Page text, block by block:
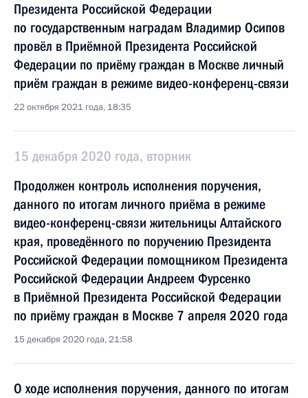
Президента Российской Федерации
по государственным наградам Владимир Осипов
провёл в Приёмной Президента Российской
Федерации по приёму граждан в Москве личный
приём граждан в режиме видео-конференц-связи
22 октября 2021 года, 18:35
15 декабря 2020 года, вторник
Продолжен контроль исполнения поручения,
данного по итогам личного приёма в режиме
видео-конференц-связи жительницы Алтайского
края, проведённого по поручению Президента
Российской Федерации помощником Президента
Российской Федерации Андреем Фурсенко
в Приёмной Президента Российской Федерации
по приёму граждан в Москве 7 апреля 2020 года
15 декабря 2020 года, 21:58
О ходе исполнения поручения, данного по итогам